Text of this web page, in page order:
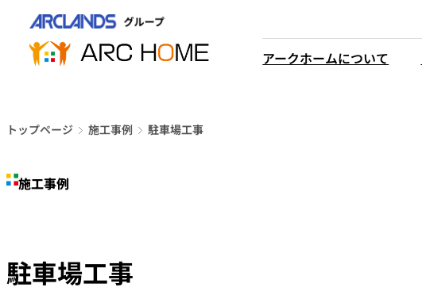
プ
アークホームについて
営業時間は
平日9時から18時までと
なっております
トップページ 施工事例 駐車場工事
施工事例
駐車場工事